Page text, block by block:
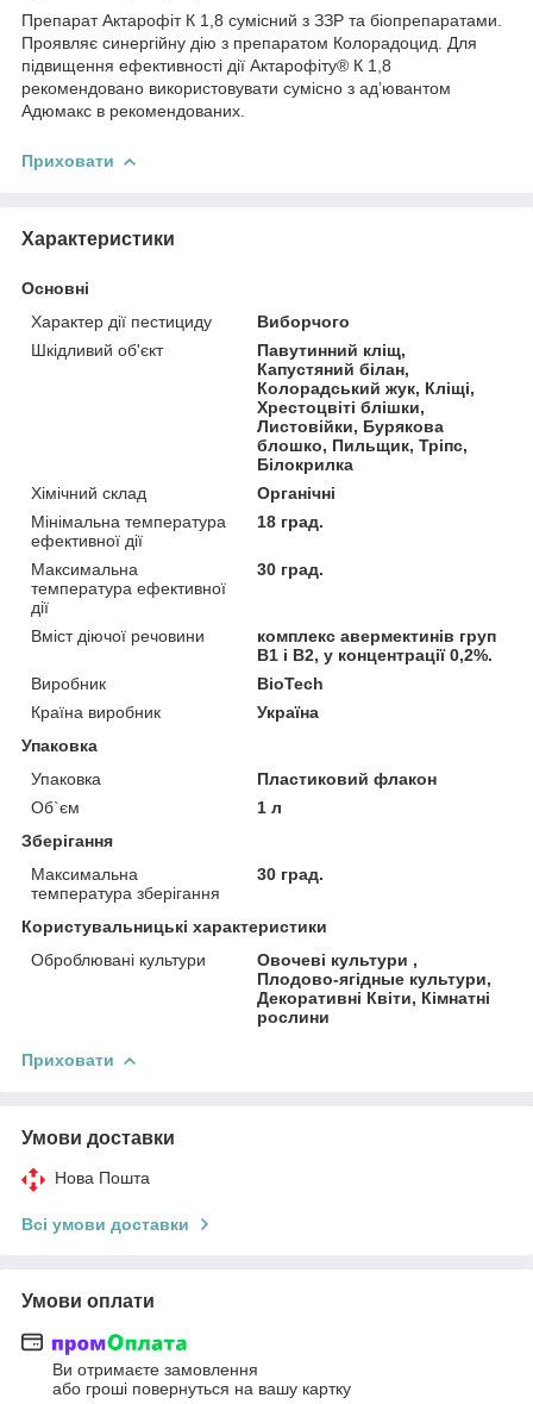
Препарат Актарофіт К 1,8 сумісний з ЗЗР та біопрепаратами.
Проявляє синергійну дію з препаратом Колорадоцид. Для
підвищення ефективності дії Актарофіту® К 1,8
рекомендовано використовувати сумісно з ад’ювантом
Адюмакс в рекомендованих.
Приховати
Характеристики
Основні
Характер дії пестициду
Виборчого
Шкідливий об'єкт
Павутинний кліщ,
Капустяний білан,
Колорадський жук, Кліщі,
Хрестоцвіті блішки,
Листовійки, Бурякова
блошко, Пильщик, Тріпс,
Білокрилка
Хімічний склад
Органічні
Мінімальна температура
ефективної дії
18 град.
Максимальна
температура ефективної
дії
30 град.
Вміст діючої речовини
комплекс авермектинів груп
B1 і B2, у концентрації 0,2%.
Виробник
BioTech
Країна виробник
Україна
Упаковка
Упаковка
Пластиковий флакон
Об`єм
1 л
Зберігання
Максимальна
температура зберігання
30 град.
Користувальницькі характеристики
Оброблювані культури
Овочеві культури ,
Плодово-ягідные культури,
Декоративні Квіти, Кімнатні
рослини
Приховати
Умови доставки
Нова Пошта
Всі умови доставки
Умови оплати
Ви отримаєте замовлення
або гроші повернуться на вашу картку